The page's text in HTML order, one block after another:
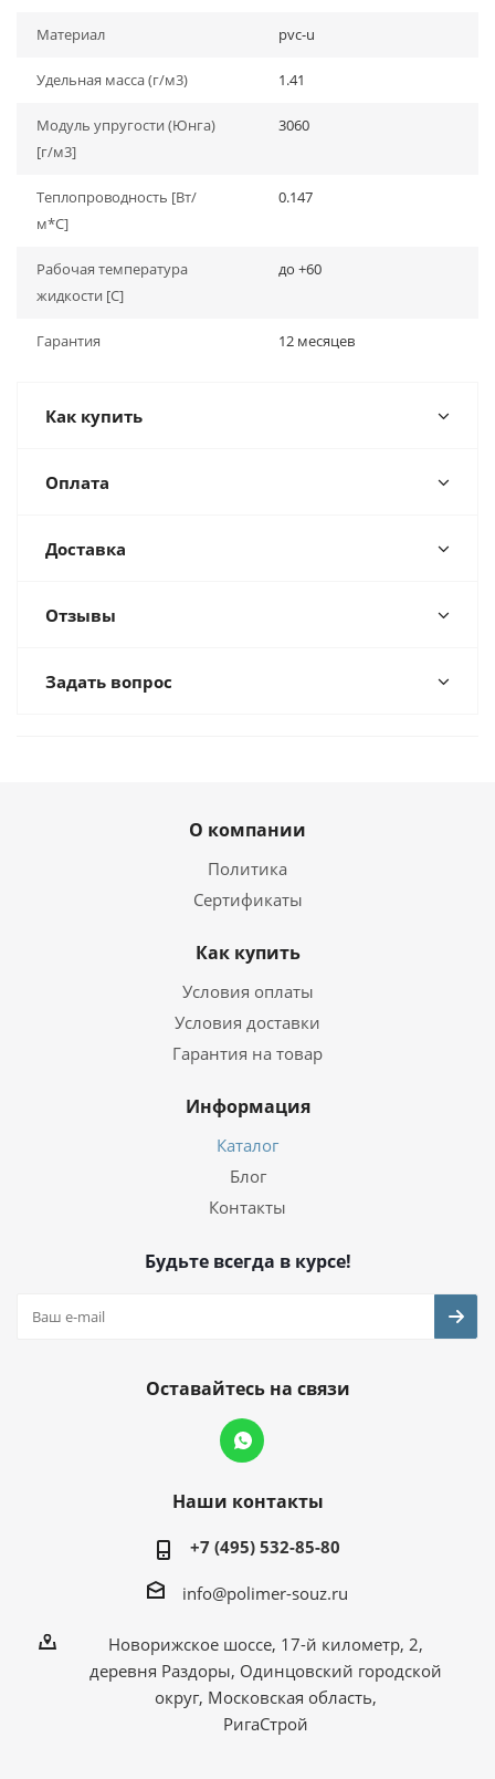
Материал pvc-u
Удельная масса (г/м3) 1.41
Модуль упругости (Юнга)
[г/м3]
3060
Теплопроводность [Вт/
м*С]
0.147
Рабочая температура
жидкости [С]
до +60
Гарантия 12 месяцев
Как купить
Оплата
Доставка
Отзывы
Задать вопрос
О компании
Политика
Сертификаты
Как купить
Условия оплаты
Условия доставки
Гарантия на товар
Информация
Каталог
Блог
Контакты
Будьте всегда в курсе!
Оставайтесь на связи
Наши контакты
+7 (495) 532-85-80
info@polimer-souz.ru
Новорижское шоссе, 17-й километр, 2,
деревня Раздоры, Одинцовский городской
округ, Московская область,
РигаСтрой